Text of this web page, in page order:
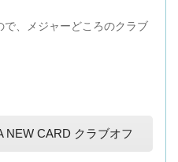
、メジャーどころのクラブ
NEW CARD クラブオフ